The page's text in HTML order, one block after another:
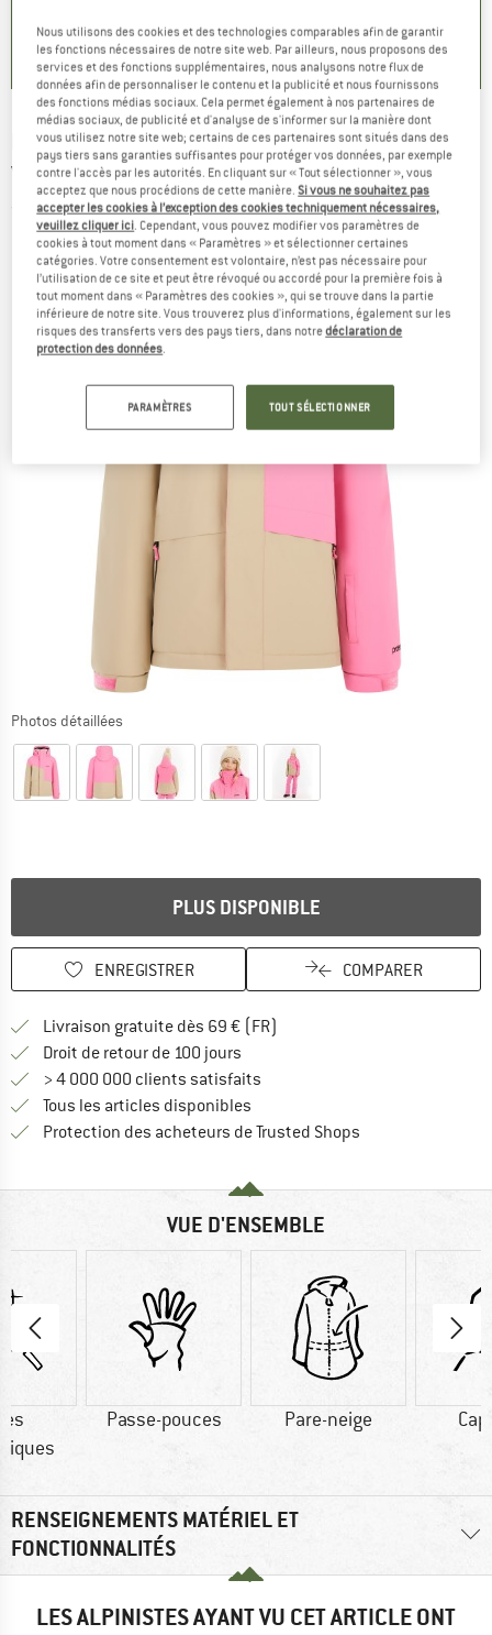
4,8(26)
5,0(1)
PROTEST -Kid's PRTElodia Snowjacket -
Veste de ski
(0)
Photos détaillées
PLUS DISPONIBLE
ENREGISTRER COMPARER
Livraison gratuite dès 69 € (FR)
Droit de retour de 100 jours
> 4 000 000 clients satisfaits
Tous les articles disponibles
Protection des acheteurs de Trusted Shops
VUE D'ENSEMBLE
Passe-pouces Pare-neige
RENSEIGNEMENTS MATÉRIEL ET
FONCTIONNALITÉS
LES ALPINISTES AYANT VU CET ARTICLE ONT
Nous utilisons des cookies et des technologies comparables afin de garantir
les fonctions nécessaires de notre site web. Par ailleurs, nous proposons des
services et des fonctions supplémentaires, nous analysons notre flux de
données afin de personnaliser le contenu et la publicité et nous fournissons
des fonctions médias sociaux. Cela permet également à nos partenaires de
médias sociaux, de publicité et d'analyse de s'informer sur la manière dont
vous utilisez notre site web; certains de ces partenaires sont situés dans des
pays tiers sans garanties suffisantes pour protéger vos données, par exemple
contre l'accès par les autorités. En cliquant sur « Tout sélectionner », vous
acceptez que nous procédions de cette manière.Si vous ne souhaitez pas
accepter les cookies à l’exception des cookies techniquement nécessaires,
veuillez cliquer ici. Cependant, vous pouvez modifier vos paramètres de
cookies à tout moment dans « Paramètres » et sélectionner certaines
catégories. Votre consentement est volontaire, n’est pas nécessaire pour
l’utilisation de ce site et peut être révoqué ou accordé pour la première fois à
tout moment dans « Paramètres des cookies », qui se trouve dans la partie
inférieure de notre site. Vous trouverez plus d'informations, également sur les
risques des transferts vers des pays tiers, dans notredéclaration de
protection des données.
PARAMÈTRES TOUT SÉLECTIONNER